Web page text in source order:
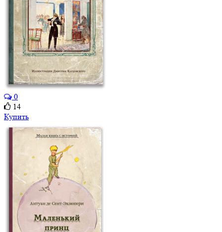
0
14
Купить